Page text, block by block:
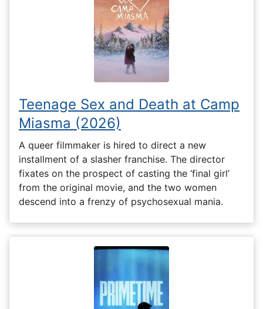
Teenage Sex and Death at Camp
Miasma (2026)
A queer filmmaker is hired to direct a new
installment of a slasher franchise. The director
fixates on the prospect of casting the ‘final girl’
from the original movie, and the two women
descend into a frenzy of psychosexual mania.